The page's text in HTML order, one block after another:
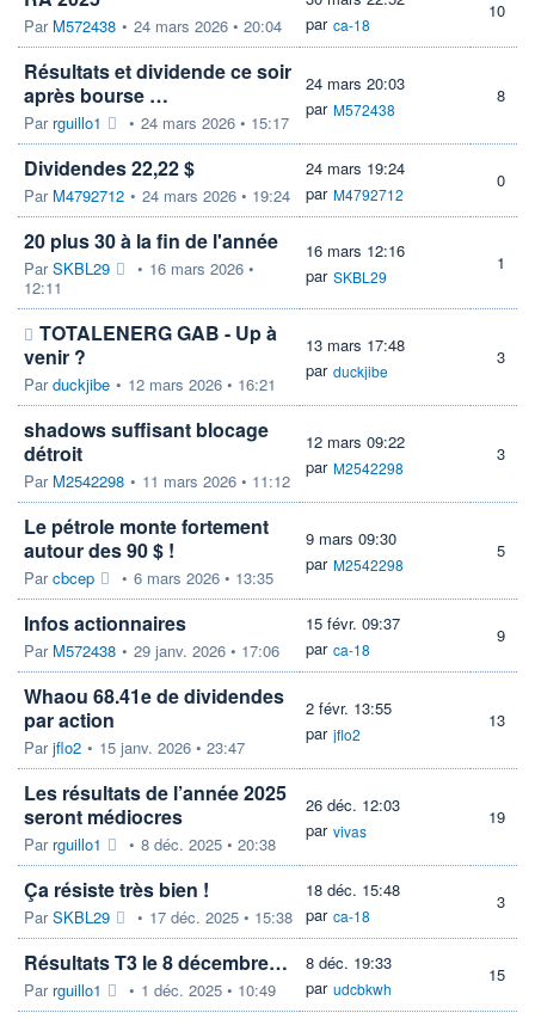
Par M572438 • 24 mars 2026 • 20:04
par ca-18
10
Résultats et dividende ce soir
après bourse …
Par rguillo1 • 24 mars 2026 • 15:17
24 mars 20:03
par M572438
8
Dividendes 22,22 $
Par M4792712 • 24 mars 2026 • 19:24
24 mars 19:24
par M4792712
0
20 plus 30 à la fin de l'année
ParSKBL29 • 16 mars 2026 •
12:11
16 mars 12:16
par SKBL29
1
TOTALENERG GAB - Up à
venir ?
Parduckjibe • 12 mars 2026 • 16:21
13 mars 17:48
par duckjibe
3
shadows suffisant blocage
détroit
Par M2542298 • 11 mars 2026 • 11:12
12 mars 09:22
par M2542298
3
Le pétrole monte fortement
autour des 90 $ !
Parcbcep • 6 mars 2026 • 13:35
9 mars 09:30
par M2542298
5
Infos actionnaires
Par M572438 • 29 janv. 2026 • 17:06
15 févr. 09:37
par ca-18
9
Whaou 68.41e de dividendes
par action
Parjflo2 • 15 janv. 2026 • 23:47
2 févr. 13:55
par jflo2
13
Les résultats de l’année 2025
seront médiocres
Par rguillo1 • 8 déc. 2025 • 20:38
26 déc. 12:03
par vivas
19
Ça résiste très bien !
ParSKBL29 • 17 déc. 2025 • 15:38
18 déc. 15:48
par ca-18
3
Résultats T3 le 8 décembre…
Par rguillo1 • 1 déc. 2025 • 10:49
8 déc. 19:33
par udcbkwh
15